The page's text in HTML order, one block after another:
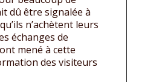
dû être signalée à
n’achètent leurs
échanges de
mené à cette
des visiteurs